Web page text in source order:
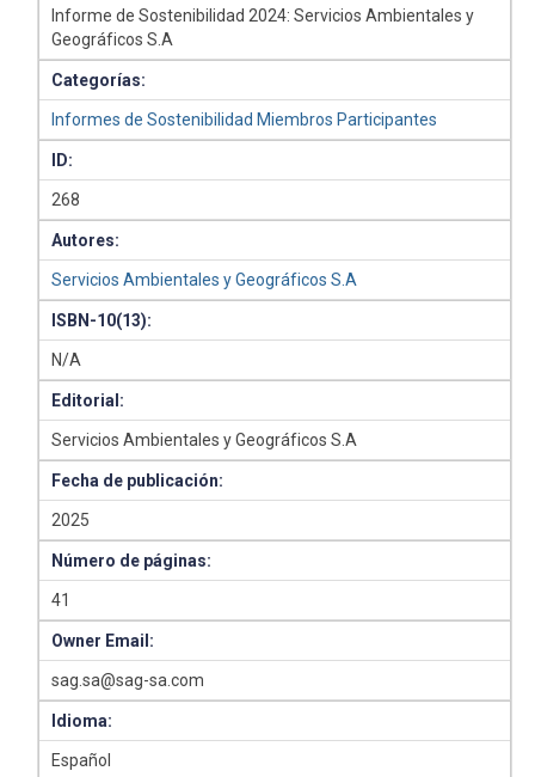
Informe de Sostenibilidad 2024: Servicios Ambientales y
Geográficos S.A
Categorías:
Informes de Sostenibilidad Miembros Participantes
ID:
268
Autores:
Servicios Ambientales y Geográficos S.A
ISBN-10(13):
N/A
Editorial:
Servicios Ambientales y Geográficos S.A
Fecha de publicación:
2025
Número de páginas:
41
Owner Email:
sag.sa@sag-sa.com
Idioma:
Español